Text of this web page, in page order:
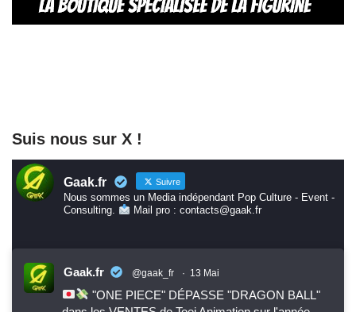
Suis nous sur X !
Gaak.fr Suivre
Nous sommes un Media indépendant Pop Culture - Event -
Consulting.
Mail pro : contacts@gaak.fr
Gaak.fr @gaak_fr · 13 Mai
"ONE PIECE" DÉPASSE "DRAGON BALL"